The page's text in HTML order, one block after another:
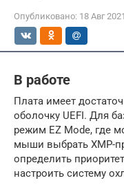
Опубликовано: 18 Авг 2021
В работе
Плата имеет
оболочку UEFI. Для
режим EZ Mode, где
мыши выбрать XMP-
определить
настроить систему